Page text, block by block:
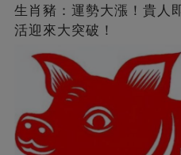
生肖豬：運勢大漲！貴人
活迎來大突破！